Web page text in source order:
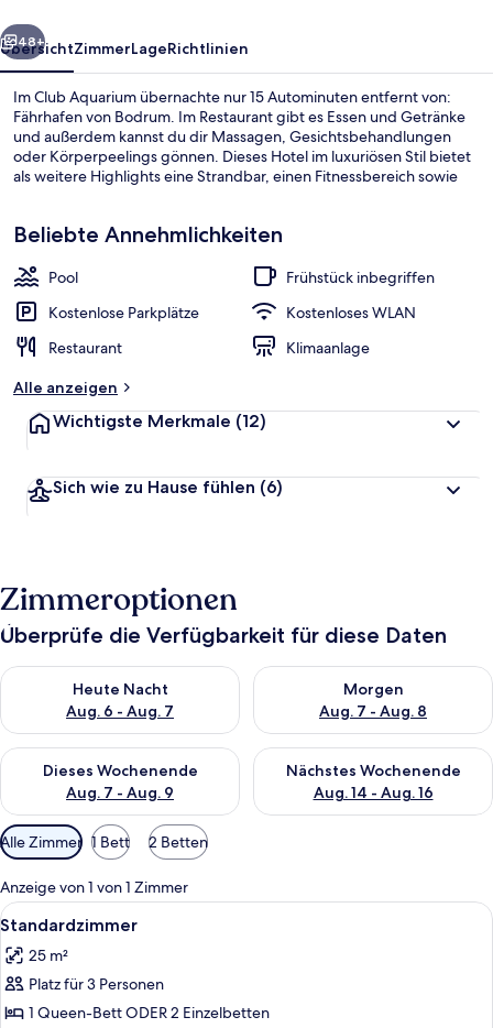
Unterkunftsgelände
Weiter
48+
ÜbersichtZimmerLageRichtlinien
Im Club Aquarium übernachte nur 15 Autominuten entfernt von:
Fährhafen von Bodrum. Im Restaurant gibt es Essen und Getränke
und außerdem kannst du dir Massagen, Gesichtsbehandlungen
oder Körperpeelings gönnen. Dieses Hotel im luxuriösen Stil bietet
als weitere Highlights eine Strandbar, einen Fitnessbereich sowie
Beliebte Annehmlichkeiten
Pool
Frühstück inbegriffen
Kostenlose Parkplätze
Kostenloses WLAN
Restaurant
Klimaanlage
Alle anzeigen
Wichtigste Merkmale (12)
Sich wie zu Hause fühlen (6)
Zimmeroptionen
Überprüfe die Verfügbarkeit für diese Daten
Heute Nacht
Aug. 6 - Aug. 7
Überprüfe die Verfügbarkeit für heute Nacht, Aug. 6 - Aug. 7.
Morgen
Aug. 7 - Aug. 8
Überprüfe die Verfügbarkeit
Dieses Wochenende
Aug. 7 - Aug. 9
Überprüfe die Verfügbarkeit für dieses Wochenende, Aug. 7
Nächstes Wochenende
Aug. 14 - Aug. 16
Überprüfe die Verfügbarkeit
Verfügbare
Filter
für
Zimmer
Alle Zimmer 1 Bett 2 Betten
Anzeige von 1 von 1 Zimmer
Alle
Fotos
für
Standardzimmer
anzeigen
Ein Hotelzimmer mit Bett, kleinem
6
Standardzimmer
25 m²
Platz für 3 Personen
1 Queen-Bett ODER 2 Einzelbetten